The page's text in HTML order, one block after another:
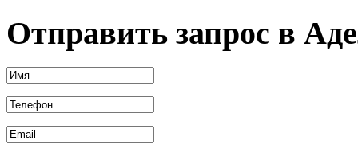
Отправить запрос в